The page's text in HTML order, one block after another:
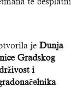
je Dunja
Gradskog
i